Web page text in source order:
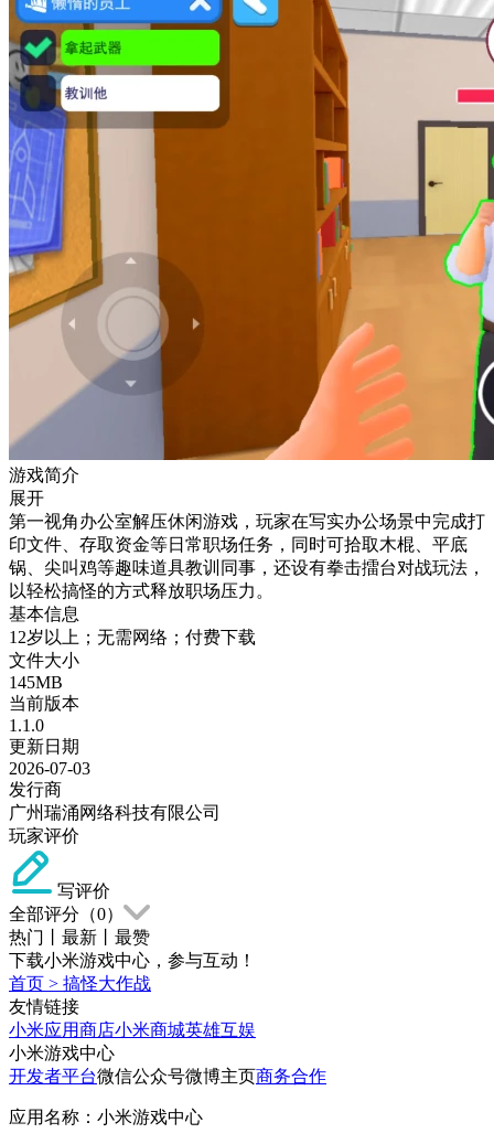
游戏简介
展开
第一视角办公室解压休闲游戏，玩家在写实办公场景中完成打
印文件、存取资金等日常职场任务，同时可拾取木棍、平底
锅、尖叫鸡等趣味道具教训同事，还设有拳击擂台对战玩法，
以轻松搞怪的方式释放职场压力。
基本信息
12岁以上；无需网络；付费下载
文件大小
145MB
当前版本
1.1.0
更新日期
2026-07-03
发行商
广州瑞涌网络科技有限公司
玩家评价
写评价
全部评分（0）
热门
最新
最赞
下载小米游戏中心，参与互动！
首页 > 搞怪大作战
友情链接
小米应用商店小米商城英雄互娱
小米游戏中心
开发者平台微信公众号微博主页商务合作
应用名称：小米游戏中心